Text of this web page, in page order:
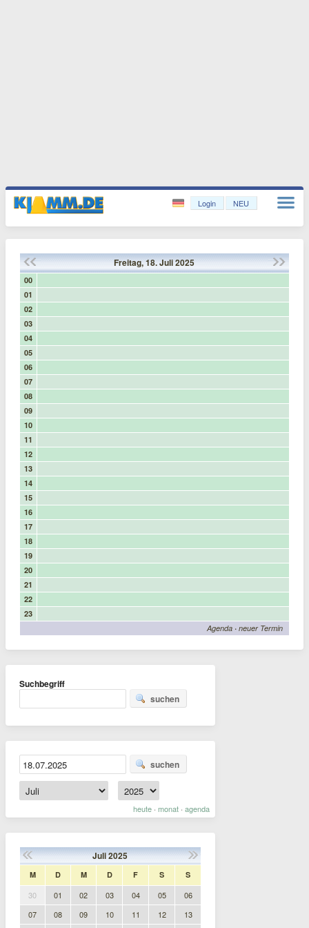
Login NEU
Freitag,18.Juli2025
00
01
02
03
04
05
06
07
08
09
10
11
12
13
14
15
16
17
18
19
20
21
22
23
Agenda · neuer Termin
Suchbegriff
suchen
suchen
heute · monat · agenda
Juli2025
M D M D F S S
30 01 02 03 04 05
06
07
08 09 10 11 12 13